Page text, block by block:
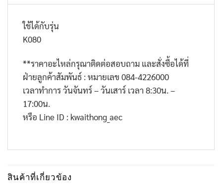
ใช้ได้กับรุ่น
K080
**ราคาอะไหล่กรุณาติดต่อสอบถาม และสั่งซื้อได้ที่
ฝ่ายลูกค้าสัมพันธ์ : หมายเลข 084-4226000
เวลาทำการ วันจันทร์ – วันเสาร์ เวลา 8:30น. –
17:00น.
หรือ Line ID : kwaithong_aec
สินค้าที่เกี่ยวข้อง